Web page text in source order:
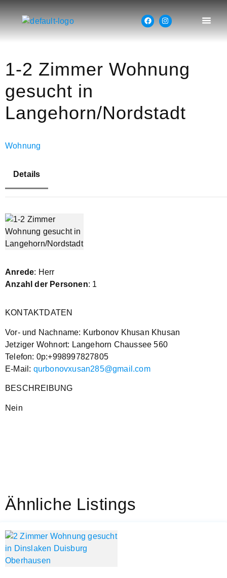
1-2 Zimmer Wohnung
gesucht in
Langehorn/Nordstadt
Wohnung
Details
Anrede: Herr
Anzahl der Personen: 1
KONTAKTDATEN
Vor- und Nachname: Kurbonov Khusan Khusan
Jetziger Wohnort: Langehorn Chaussee 560
Telefon: 0p:+998997827805
E-Mail: qurbonovxusan285@gmail.com
BESCHREIBUNG
Nein
Ähnliche Listings